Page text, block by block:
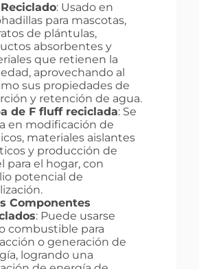
: Usado en
para mascotas,
de plántulas,
absorbentes y
que retienen la
aprovechando al
sus propiedades de
y retención de agua.
de F fluff reciclada: Se
en modificación de
materiales aislantes
y producción de
para el hogar, con
potencial de
Componentes
: Puede usarse
combustible para
o generación de
logrando una